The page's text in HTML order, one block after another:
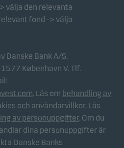
välja den relevanta
fond -> välja
Danske Bank A/S,
København V. Tlf.
. Läs om behandling av
och användarvillkor. Läs
av personuppgifter. Om du
dina personuppgifter är
Danske Banks
gör det möjligt för oss att
dig relevant